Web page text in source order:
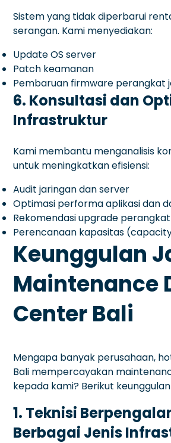
Sistem yang tidak diperbarui
serangan. Kami menyediakan:
Update OS server
Patch keamanan
Pembaruan firmware perangkat
6. Konsultasi dan
Infrastruktur
Kami membantu menganalisis
untuk meningkatkan efisiensi:
Audit jaringan dan server
Optimasi performa aplikasi dan
Rekomendasi upgrade perangkat
Perencanaan kapasitas
Keunggulan
Maintenance
Center Bali
Mengapa banyak perusahaan,
Bali mempercayakan
kepada kami? Berikut
1. Teknisi
Berbagai Jenis